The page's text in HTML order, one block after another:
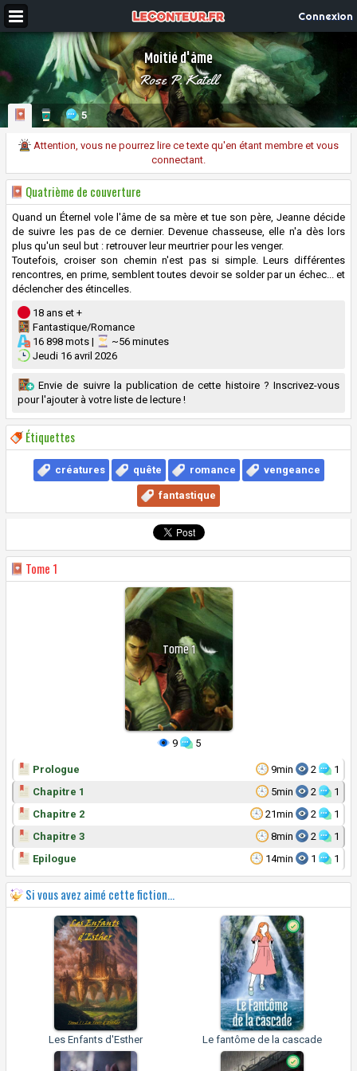
Connexion
Moitié d'âme
Rose P. Katell
5
Attention, vous ne pourrez lire ce texte qu'en étant membre et vous
connectant.
Quatrième de couverture
Quand un Éternel vole l'âme de sa mère et tue son père, Jeanne décide
de suivre les pas de ce dernier. Devenue chasseuse, elle n'a dès lors
plus qu'un seul but : retrouver leur meurtrier pour les venger.
Toutefois, croiser son chemin n'est pas si simple. Leurs différentes
rencontres, en prime, semblent toutes devoir se solder par un échec... et
déclencher des étincelles.
18 ans et +
Fantastique/Romance
16 898 mots |
~56 minutes
Jeudi 16 avril 2026
Envie de suivre la publication de cette histoire ? Inscrivez-vous
pour l'ajouter à votre liste de lecture !
Étiquettes
créatures quête romance vengeance
fantastique
Tome 1
Tome1
9 5
9min 2 1
Prologue
5min
2 1
Chapitre 1
21min
2 1
Chapitre 2
8min
2 1
Chapitre 3
14min
1 1
Epilogue
Si vous avez aimé cette fiction...
Les Enfants d'Esther Le fantôme de la cascade